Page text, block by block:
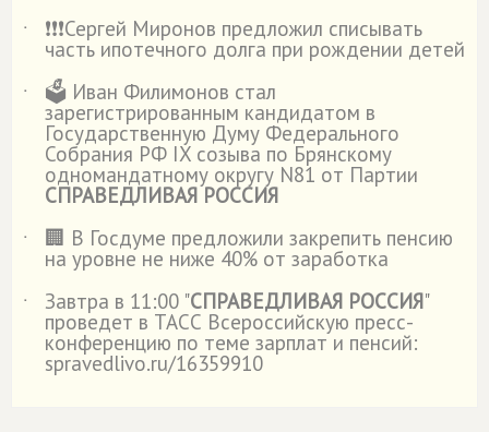
˙
❗️❗️❗️Сергей Миронов предложил списывать
часть ипотечного долга при рождении детей
˙
🗳️ Иван Филимонов стал
зарегистрированным кандидатом в
Государственную Думу Федерального
Собрания РФ IX созыва по Брянскому
одномандатному округу N81 от Партии
СПРАВЕДЛИВАЯ РОССИЯ
˙
🏢 В Госдуме предложили закрепить пенсию
на уровне не ниже 40% от заработка
˙
Завтра в 11:00 "СПРАВЕДЛИВАЯ РОССИЯ"
проведет в ТАСС Всероссийскую пресс-
конференцию по теме зарплат и пенсий:
spravedlivo.ru/16359910